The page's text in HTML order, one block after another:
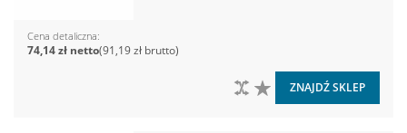
Cena detaliczna
91,19 zł
74,14 zł
DO LISTY ŻYCZEŃ
DO PORÓWNANIA
ZNAJDŹ SKLEP